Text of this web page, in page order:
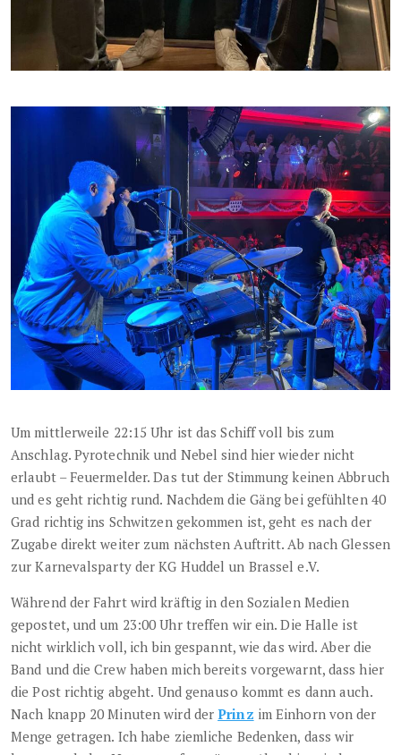
Um mittlerweile 22:15 Uhr ist das Schiff voll bis zum
Anschlag. Pyrotechnik und Nebel sind hier wieder nicht
erlaubt – Feuermelder. Das tut der Stimmung keinen Abbruch
und es geht richtig rund. Nachdem die Gäng bei gefühlten 40
Grad richtig ins Schwitzen gekommen ist, geht es nach der
Zugabe direkt weiter zum nächsten Auftritt. Ab nach Glessen
zur Karnevalsparty der KG Huddel un Brassel e.V.
Während der Fahrt wird kräftig in den Sozialen Medien
gepostet, und um 23:00 Uhr treffen wir ein. Die Halle ist
nicht wirklich voll, ich bin gespannt, wie das wird. Aber die
Band und die Crew haben mich bereits vorgewarnt, dass hier
die Post richtig abgeht. Und genauso kommt es dann auch.
Nach knapp 20 Minuten wird derPrinz im Einhorn von der
Menge getragen. Ich habe ziemliche Bedenken, dass wir